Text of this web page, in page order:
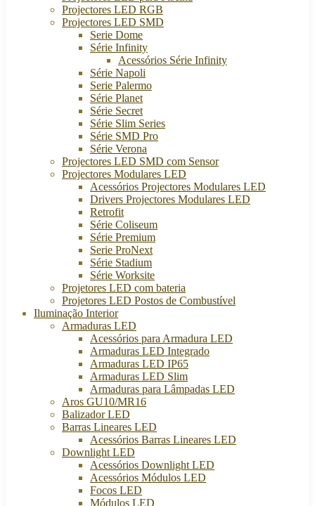
Projectores LED RGB
Projectores LED SMD
Serie Dome
Série Infinity
Acessórios Série Infinity
Série Napoli
Serie Palermo
Série Planet
Série Secret
Série Slim Series
Série SMD Pro
Série Verona
Projectores LED SMD com Sensor
Projectores Modulares LED
Acessórios Projectores Modulares LED
Drivers Projectores Modulares LED
Retrofit
Série Coliseum
Série Premium
Serie ProNext
Série Stadium
Série Worksite
Projetores LED com bateria
Projetores LED Postos de Combustível
Iluminação Interior
Armaduras LED
Acessórios para Armadura LED
Armaduras LED Integrado
Armaduras LED IP65
Armaduras LED Slim
Armaduras para Lâmpadas LED
Aros GU10/MR16
Balizador LED
Barras Lineares LED
Acessórios Barras Lineares LED
Downlight LED
Acessórios Downlight LED
Acessórios Módulos LED
Focos LED
Módulos LED